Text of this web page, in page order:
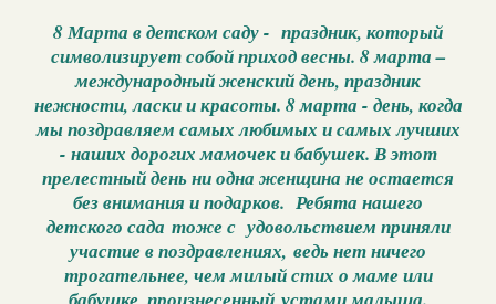
8 Марта в детском саду - праздник, который
символизирует собой приход весны. 8 марта –
международный женский день, праздник
нежности, ласки и красоты. 8 марта - день, когда
мы поздравляем самых любимых и самых лучших
- наших дорогих мамочек и бабушек. В этот
прелестный день ни одна женщина не остается
без внимания и подарков. Ребята нашего
детского сада тоже с удовольствием приняли
участие в поздравлениях, ведь нет ничего
трогательнее, чем милый стих о маме или